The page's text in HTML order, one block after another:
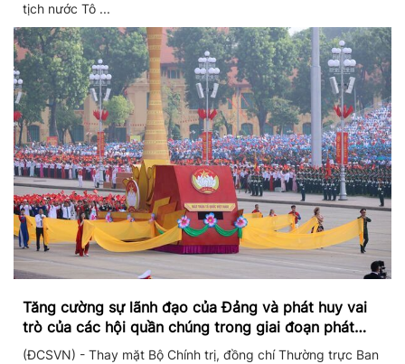
tịch nước Tô ...
Tăng cường sự lãnh đạo của Đảng và phát huy vai
trò của các hội quần chúng trong giai đoạn phát
triển mới
(ĐCSVN) - Thay mặt Bộ Chính trị, đồng chí Thường trực Ban